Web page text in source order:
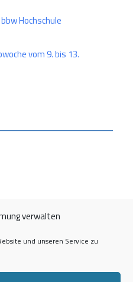
verwalten
und unseren Service zu
Hochschule
vom 9. bis 13.